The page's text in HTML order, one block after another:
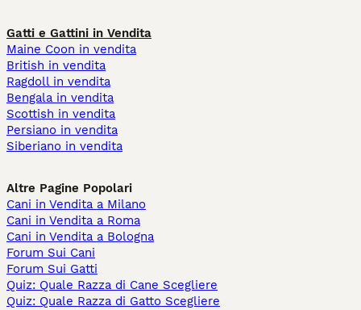
Gatti e Gattini in Vendita
Maine Coon in vendita
British in vendita
Ragdoll in vendita
Bengala in vendita
Scottish in vendita
Persiano in vendita
Siberiano in vendita
Altre Pagine Popolari
Cani in Vendita a Milano
Cani in Vendita a Roma
Cani in Vendita a Bologna
Forum Sui Cani
Forum Sui Gatti
Quiz: Quale Razza di Cane Scegliere
Quiz: Quale Razza di Gatto Scegliere